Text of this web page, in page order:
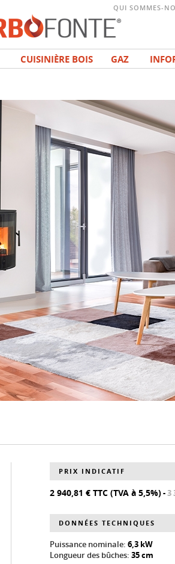
QUI SOMMES-
CUISINIÈRE BOIS GAZ
PRIX INDICATIF
2 940,81 € TTC (TVA à 5,5%)-3
DONNÉES TECHNIQUES
Puissance nominale: 6,3 kW
Longueur des bûches: 35 cm